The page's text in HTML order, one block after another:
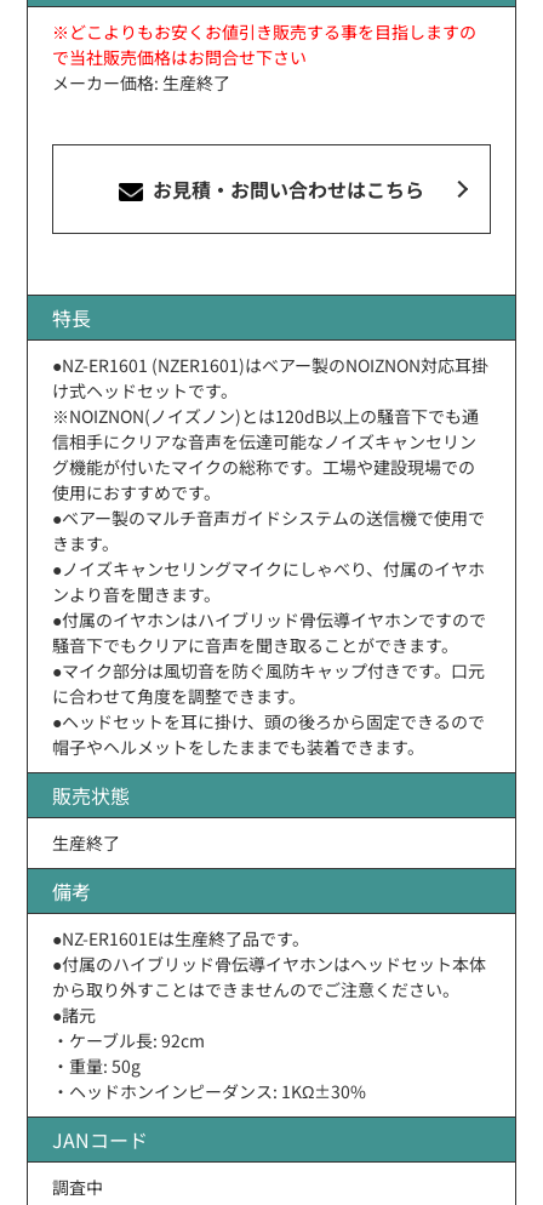
※どこよりもお安くお値引き販売する事を目指しますの
で当社販売価格はお問合せ下さい
メーカー価格: 生産終了
お見積・お問い合わせはこちら
特長
●NZ-ER1601 (NZER1601)はベアー製のNOIZNON対応耳掛
け式ヘッドセットです。
※NOIZNON(ノイズノン)とは120dB以上の騒音下でも通
信相手にクリアな音声を伝達可能なノイズキャンセリン
グ機能が付いたマイクの総称です。工場や建設現場での
使用におすすめです。
●ベアー製のマルチ音声ガイドシステムの送信機で使用で
きます。
●ノイズキャンセリングマイクにしゃべり、付属のイヤホ
ンより音を聞きます。
●付属のイヤホンはハイブリッド骨伝導イヤホンですので
騒音下でもクリアに音声を聞き取ることができます。
●マイク部分は風切音を防ぐ風防キャップ付きです。口元
に合わせて角度を調整できます。
●ヘッドセットを耳に掛け、頭の後ろから固定できるので
帽子やヘルメットをしたままでも装着できます。
販売状態
生産終了
備考
●NZ-ER1601Eは生産終了品です。
●付属のハイブリッド骨伝導イヤホンはヘッドセット本体
から取り外すことはできませんのでご注意ください。
●諸元
・ケーブル長: 92cm
・重量: 50g
・ヘッドホンインピーダンス: 1KΩ±30%
JANコード
調査中